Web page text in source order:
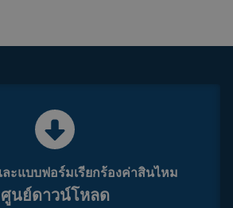
ะแบบฟอร์มเรียกร้องค่าสินไหม
ศูนย์ดาวน์โหลด